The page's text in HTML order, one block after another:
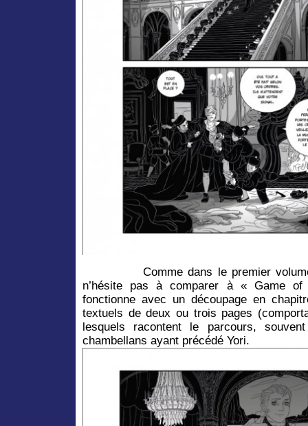
Comme dans le premier volume
n’hésite pas à comparer à « Game
fonctionne avec un découpage en
textuels de deux ou trois pages
lesquels racontent le parcours,
chambellans ayant précédé Yori.